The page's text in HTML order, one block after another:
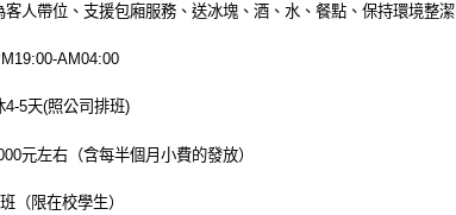
客人帶位、支援包廂服務、送冰塊、酒、水、餐點、保持環境整潔
AM04:00
4-5天(照公司排班)
元左右（含每半個月小費的發放）
（限在校學生）